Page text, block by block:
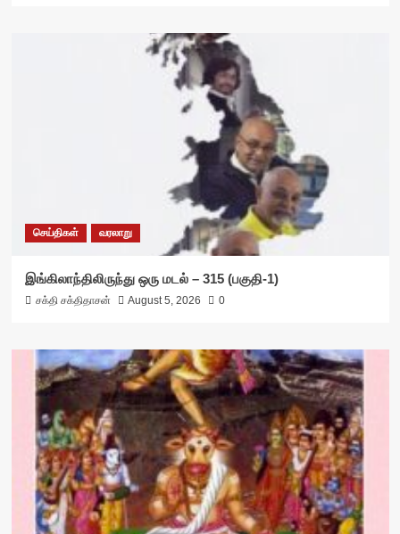
செய்திகள் வரலாறு
இங்கிலாந்திலிருந்து ஒரு மடல் – 315 (பகுதி-1)
சக்தி சக்திதாசன் August 5, 2026 0